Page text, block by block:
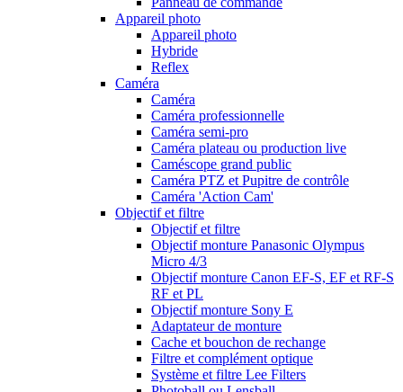
Appareil photo
Appareil photo
Hybride
Reflex
Caméra
Caméra
Caméra professionnelle
Caméra semi-pro
Caméra plateau ou production live
Caméscope grand public
Caméra PTZ et Pupitre de contrôle
Caméra 'Action Cam'
Objectif et filtre
Objectif et filtre
Objectif monture Panasonic Olympus
Micro 4/3
Objectif monture Canon EF-S, EF et RF-S
RF et PL
Objectif monture Sony E
Adaptateur de monture
Cache et bouchon de rechange
Filtre et complément optique
Système et filtre Lee Filters